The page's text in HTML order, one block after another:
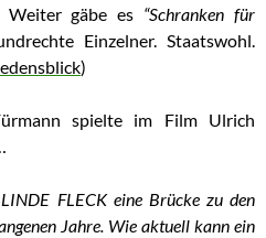
Weiter gäbe es “Schranken für
Einzelner. Staatswohl.
)
spielte im Film Ulrich
FLECK eine Brücke zu den
Jahre. Wie aktuell kann ein